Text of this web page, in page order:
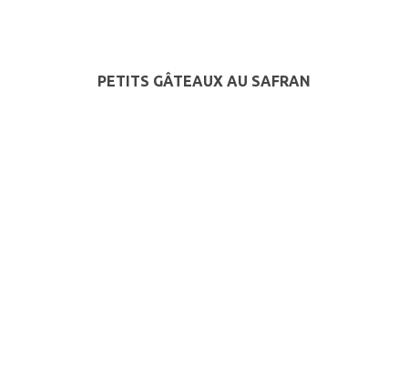
PETITS GÂTEAUX AU SAFRAN